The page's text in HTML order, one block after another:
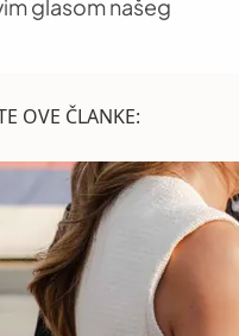
glasom našeg
OVE ČLANKE: